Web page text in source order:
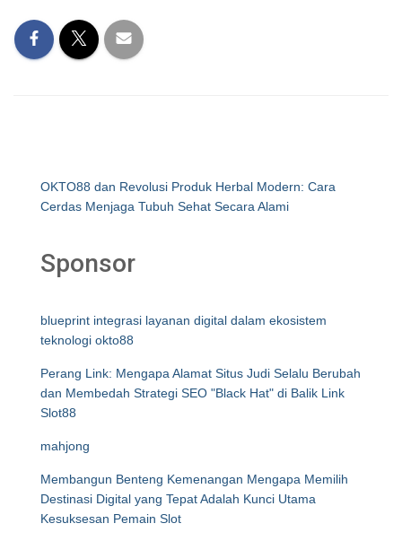
OKTO88 dan Revolusi Produk Herbal Modern: Cara
Cerdas Menjaga Tubuh Sehat Secara Alami
Sponsor
blueprint integrasi layanan digital dalam ekosistem
teknologi okto88
Perang Link: Mengapa Alamat Situs Judi Selalu Berubah
dan Membedah Strategi SEO "Black Hat" di Balik Link
Slot88
mahjong
Membangun Benteng Kemenangan Mengapa Memilih
Destinasi Digital yang Tepat Adalah Kunci Utama
Kesuksesan Pemain Slot